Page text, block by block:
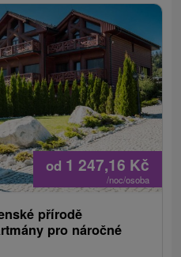
od 1 247,16 Kč
/noc/osoba
přírodě
pro náročné